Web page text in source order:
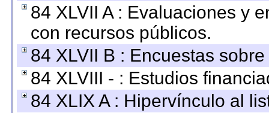
84 XLVII A : Evaluaciones y
con recursos públicos.
84 XLVII B : Encuestas
84 XLVIII - : Estudios
84 XLIX A : Hipervínculo al